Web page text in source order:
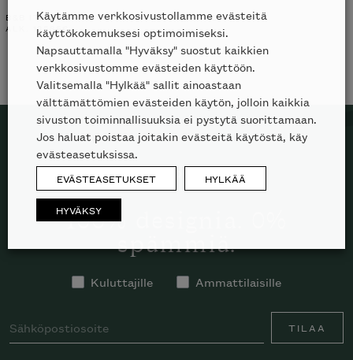
B&B ITALIA
ALK. 12686 €
MINOTTI
TILAA SKANNO-UUTISKIRJE
100% designia. 0%
spämmiä.
Kuluttajille Ammattilaisille
TILAA
Käytämme verkkosivustollamme evästeitä
käyttökokemuksesi optimoimiseksi.
Napsauttamalla "Hyväksy" suostut kaikkien
verkkosivustomme evästeiden käyttöön.
Valitsemalla "Hylkää" sallit ainoastaan
välttämättömien evästeiden käytön, jolloin kaikkia
sivuston toiminnallisuuksia ei pystytä suorittamaan.
Jos haluat poistaa joitakin evästeitä käytöstä, käy
evästeasetuksissa.
EVÄSTEASETUKSET HYLKÄÄ
HYVÄKSY